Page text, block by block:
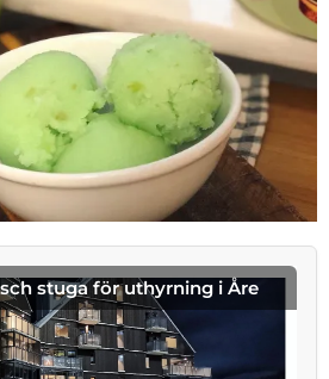
stuga för uthyrning i Åre